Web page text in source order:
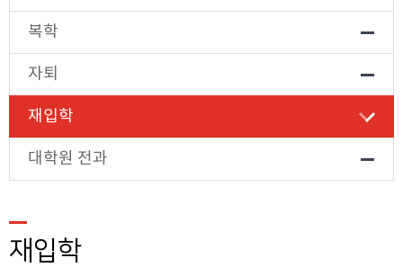
복학
자퇴
재입학
대학원 전과
재입학